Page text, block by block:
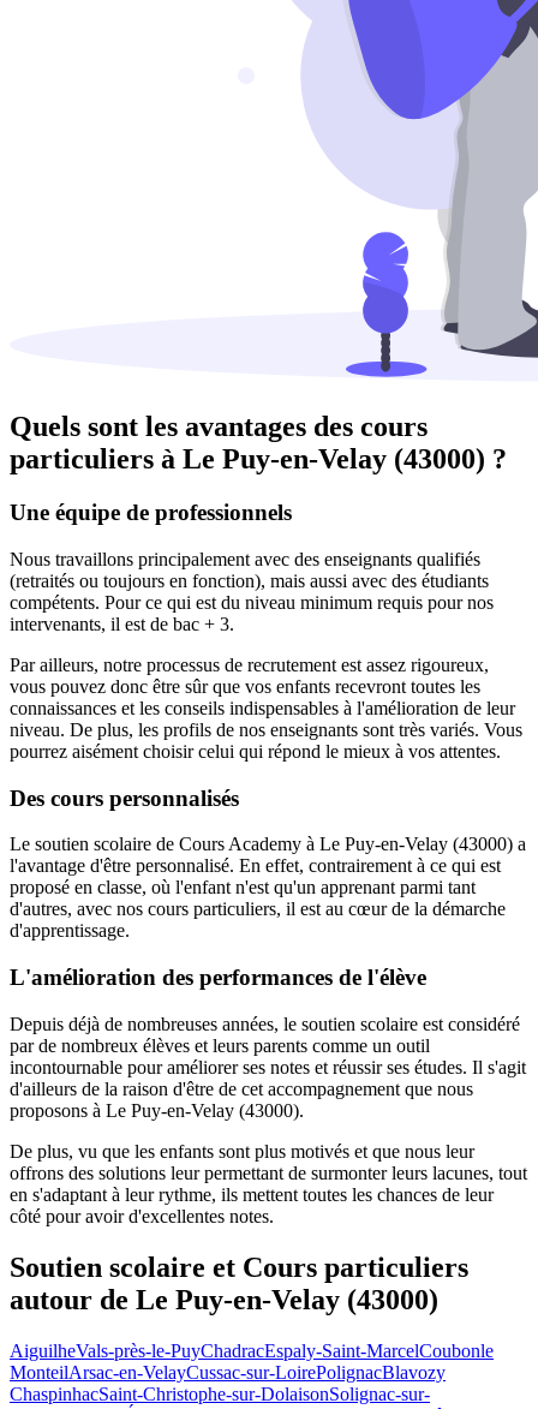
Quels sont les avantages des cours
particuliers à Le Puy-en-Velay (43000) ?
Une équipe de professionnels
Nous travaillons principalement avec des enseignants qualifiés
(retraités ou toujours en fonction), mais aussi avec des étudiants
compétents. Pour ce qui est du niveau minimum requis pour nos
intervenants, il est de bac + 3.
Par ailleurs, notre processus de recrutement est assez rigoureux,
vous pouvez donc être sûr que vos enfants recevront toutes les
connaissances et les conseils indispensables à l'amélioration de leur
niveau. De plus, les profils de nos enseignants sont très variés. Vous
pourrez aisément choisir celui qui répond le mieux à vos attentes.
Des cours personnalisés
Le soutien scolaire de Cours Academy à Le Puy-en-Velay (43000) a
l'avantage d'être personnalisé. En effet, contrairement à ce qui est
proposé en classe, où l'enfant n'est qu'un apprenant parmi tant
d'autres, avec nos cours particuliers, il est au cœur de la démarche
d'apprentissage.
L'amélioration des performances de l'élève
Depuis déjà de nombreuses années, le soutien scolaire est considéré
par de nombreux élèves et leurs parents comme un outil
incontournable pour améliorer ses notes et réussir ses études. Il s'agit
d'ailleurs de la raison d'être de cet accompagnement que nous
proposons à Le Puy-en-Velay (43000).
De plus, vu que les enfants sont plus motivés et que nous leur
offrons des solutions leur permettant de surmonter leurs lacunes, tout
en s'adaptant à leur rythme, ils mettent toutes les chances de leur
côté pour avoir d'excellentes notes.
Soutien scolaire et Cours particuliers
autour de Le Puy-en-Velay (43000)
AiguilheVals-près-le-PuyChadracEspaly-Saint-MarcelCoubonle
MonteilArsac-en-VelayCussac-sur-LoirePolignacBlavozy
ChaspinhacSaint-Christophe-sur-DolaisonSolignac-sur-